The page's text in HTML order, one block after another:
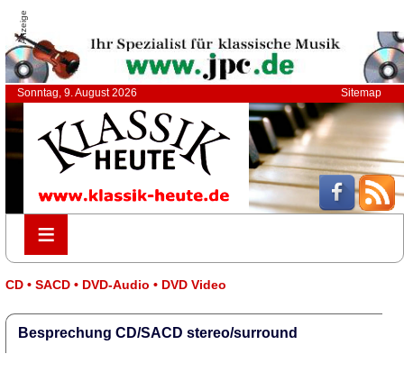
Anzeige
Sonntag, 9. August 2026 Sitemap
≡
≡
CD • SACD • DVD-Audio • DVD Video
Besprechung CD/SACD stereo/surround